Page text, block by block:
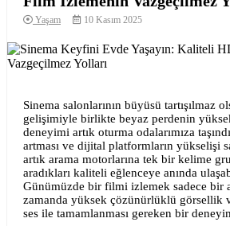
Yaşam 10 Kasım 2025
Sinema salonlarının büyüsü tartışılmaz
gelişimiyle birlikte beyaz perdenin
deneyimi artık oturma odalarımıza
artması ve dijital platformların yükselişi
artık arama motorlarına tek bir kelime
aradıkları kaliteli eğlenceye anında
Günümüzde bir filmi izlemek sadece bir
zamanda yüksek çözünürlüklü görsellik
ses ile tamamlanması gereken bir